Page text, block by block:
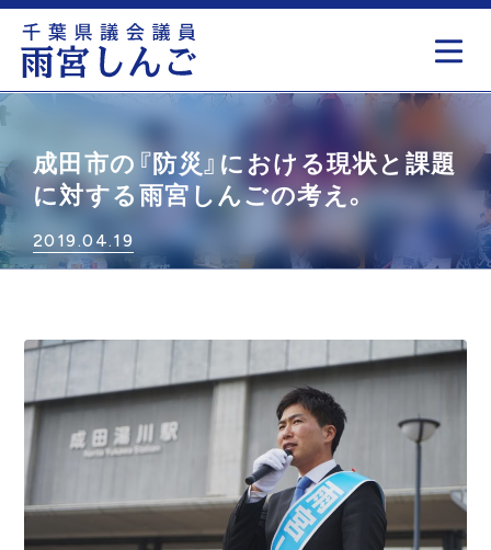
成田市の『防災』における現状と課題
に対する雨宮しんごの考え。
2019.04.19